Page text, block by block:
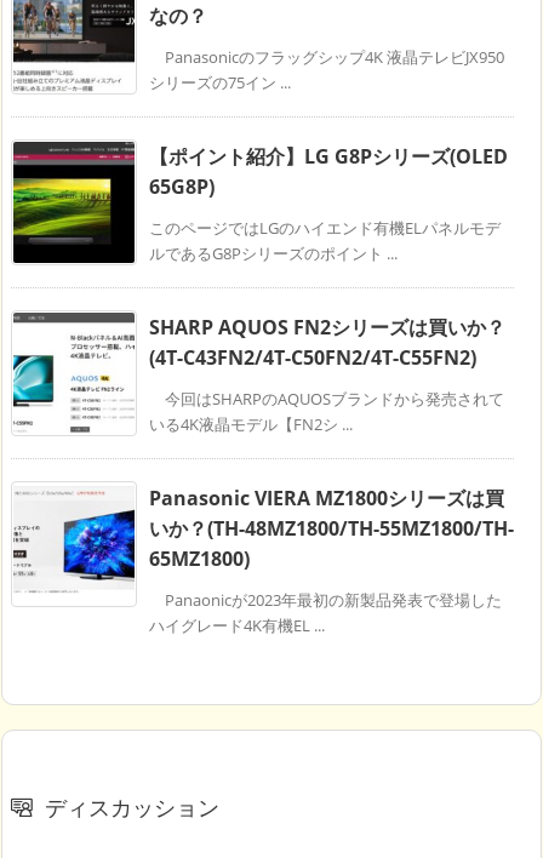
なの？
Panasonicのフラッグシップ4K 液晶テレビJX950
シリーズの75イン ...
【ポイント紹介】LG G8Pシリーズ(OLED
65G8P)
このページではLGのハイエンド有機ELパネルモデ
ルであるG8Pシリーズのポイント ...
SHARP AQUOS FN2シリーズは買いか？
(4T-C43FN2/4T-C50FN2/4T-C55FN2)
今回はSHARPのAQUOSブランドから発売されて
いる4K液晶モデル【FN2シ ...
Panasonic VIERA MZ1800シリーズは買
いか？(TH-48MZ1800/TH-55MZ1800/TH-
65MZ1800)
Panaonicが2023年最初の新製品発表で登場した
ハイグレード4K有機EL ...
ディスカッション